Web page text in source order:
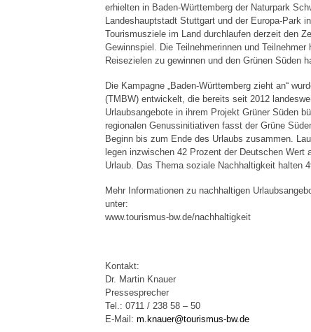
erhielten in Baden-Württemberg der Naturpark
Landeshauptstadt Stuttgart und der Europa-Park
Tourismusziele im Land durchlaufen derzeit den
Gewinnspiel. Die Teilnehmerinnen und
Reisezielen zu gewinnen und den Grünen Süden
Die Kampagne „Baden-Württemberg zieht an“
(TMBW) entwickelt, die bereits seit 2012
Urlaubsangebote in ihrem Projekt Grüner Süden
regionalen Genussinitiativen fasst der Grüne
Beginn bis zum Ende des Urlaubs zusammen.
legen inzwischen 42 Prozent der Deutschen
Urlaub. Das Thema soziale Nachhaltigkeit halten
Mehr Informationen zu nachhaltigen
unter:
www.tourismus-bw.de/nachhaltigkeit
Kontakt:
Dr. Martin Knauer
Pressesprecher
Tel.: 0711 / 238 58 – 50
E-Mail: m.knauer@tourismus-bw.de